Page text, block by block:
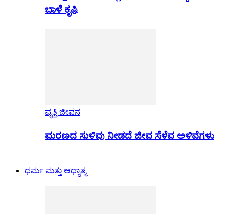
ಬಾಳೆ ಕೃಷಿ
ವೃತ್ತಿ ಜೀವನ
ಮರಣದ ಸುಳಿವು ನೀಡದೆ ಜೀವ ಸೆಳೆವ ಅಳಿವೆಗಳು
ಧರ್ಮ ಮತ್ತು ಆಧ್ಯಾತ್ಮ